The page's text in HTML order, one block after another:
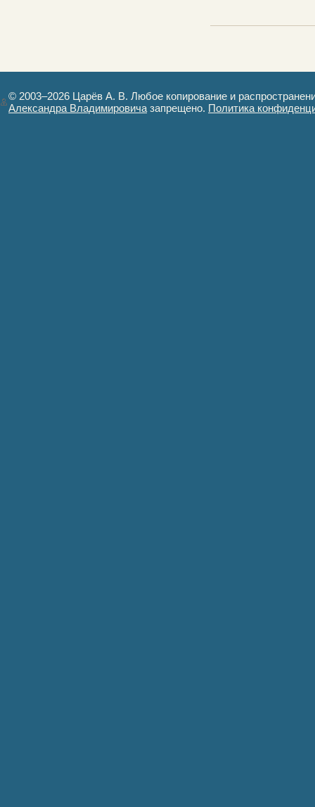
© 2003–2026 Царёв А. В. Любое копирование и
Александра Владимировича запрещено. Политика
Авторизация